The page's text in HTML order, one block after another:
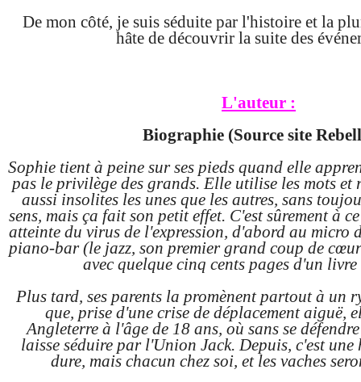
De mon côté, je suis séduite par l'histoire et la
hâte de découvrir la suite des
L'auteur :
Biographie (Source site
Sophie tient à peine sur ses pieds quand elle
pas le privilège des grands. Elle utilise les mots et
aussi insolites les unes que les autres, sans
sens, mais ça fait son petit effet. C'est sûrement à
atteinte du virus de l'expression, d'abord au micro
piano-bar (le jazz, son premier grand coup de
avec quelque cinq cents pages d'un
Plus tard, ses parents la promènent partout à un
que, prise d'une crise de déplacement aiguë,
Angleterre à l'âge de 18 ans, où sans se
laisse séduire par l'Union Jack. Depuis, c'est
dure, mais chacun chez soi, et les vaches